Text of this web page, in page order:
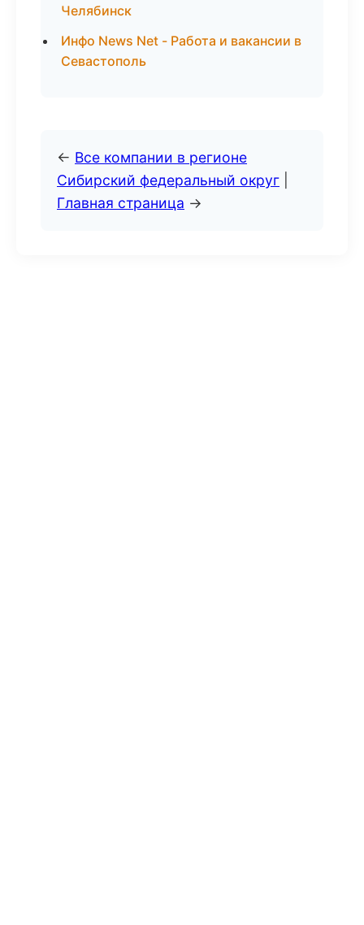
Челябинск
Инфо News Net - Работа и вакансии в
Севастополь
← Все компании в регионе
Сибирский федеральный округ
Главная страница →